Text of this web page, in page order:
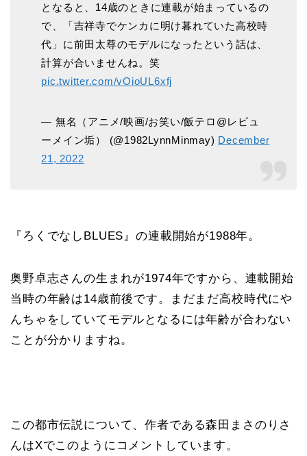
となると、14歳のときに連載が始まっているの
で、「吉祥寺でケンカに明け暮れていた高校時
代」に前田太尊のモデルになったという話は、
計算が合いませんね。笑
pic.twitter.com/vOioUL6xfj
— 無名（アニメ/映画/お笑い/飯テロ@レビュ
ーメイン垢） (@1982LynnMinmay) December
21, 2022
『ろくでなしBLUES』の連載開始が1988年。
奥野卓志さんの生まれが1974年ですから、連載開始
当時の年齢は14歳前後です。まだまだ高校時代にや
んちゃをしていてモデルとなるには年齢が合わない
ことが分かりますね。
この都市伝説について、作者である森田まさのりさ
んはXでこのようにコメントしています。